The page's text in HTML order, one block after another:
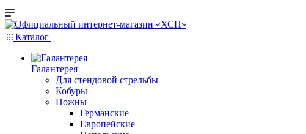
Каталог
Галантерея
Для стендовой стрельбы
Кобуры
Ножны
Германские
Европейские